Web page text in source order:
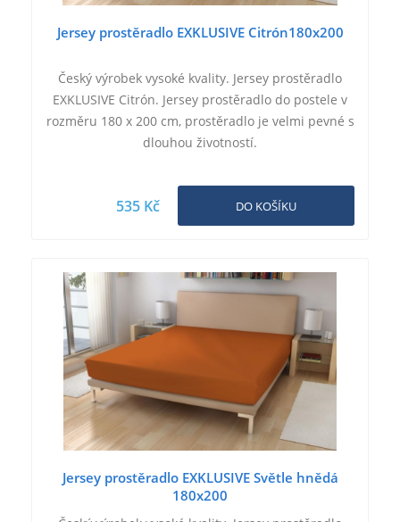
Jersey prostěradlo EXKLUSIVE Citrón180x200
Český výrobek vysoké kvality. Jersey prostěradlo
EXKLUSIVE Citrón. Jersey prostěradlo do postele v
rozměru 180 x 200 cm, prostěradlo je velmi pevné s
dlouhou životností.
535 Kč DO KOŠÍKU
Jersey prostěradlo EXKLUSIVE Světle hnědá
180x200